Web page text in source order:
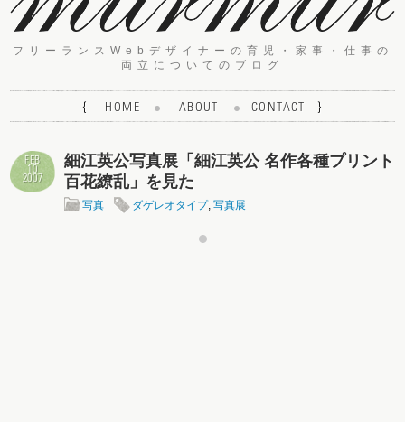
フリーランスWebデザイナーの育児・家事・仕事の
両立についてのブログ
{ HOME ABOUT CONTACT }
FEB
10
2007
細江英公写真展「細江英公 名作各種プリント
百花繚乱」を見た
写真 ダゲレオタイプ, 写真展